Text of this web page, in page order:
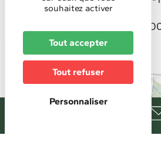
Vendredi : 16h30-21h00
Samedi : 8h30-11h30 et
Dimanche : 8h30-12h30
+
souhaitez activer
Tout accepter
Tout refuser
Personnaliser